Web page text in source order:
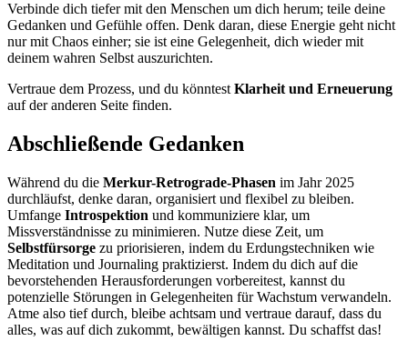
Verbinde dich tiefer mit den Menschen um dich herum; teile deine
Gedanken und Gefühle offen. Denk daran, diese Energie geht nicht
nur mit Chaos einher; sie ist eine Gelegenheit, dich wieder mit
deinem wahren Selbst auszurichten.
Vertraue dem Prozess, und du könntest Klarheit und Erneuerung
auf der anderen Seite finden.
Abschließende Gedanken
Während du die Merkur-Retrograde-Phasen im Jahr 2025
durchläufst, denke daran, organisiert und flexibel zu bleiben.
Umfange Introspektion und kommuniziere klar, um
Missverständnisse zu minimieren. Nutze diese Zeit, um
Selbstfürsorge zu priorisieren, indem du Erdungstechniken wie
Meditation und Journaling praktizierst. Indem du dich auf die
bevorstehenden Herausforderungen vorbereitest, kannst du
potenzielle Störungen in Gelegenheiten für Wachstum verwandeln.
Atme also tief durch, bleibe achtsam und vertraue darauf, dass du
alles, was auf dich zukommt, bewältigen kannst. Du schaffst das!